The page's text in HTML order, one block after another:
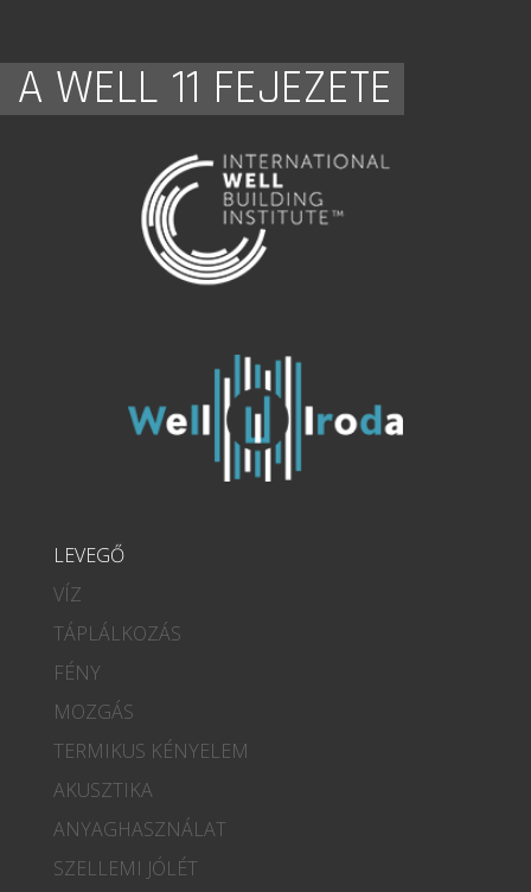
A WELL 11 FEJEZETE
LEVEGŐ
VÍZ
TÁPLÁLKOZÁS
FÉNY
MOZGÁS
TERMIKUS KÉNYELEM
AKUSZTIKA
ANYAGHASZNÁLAT
SZELLEMI JÓLÉT